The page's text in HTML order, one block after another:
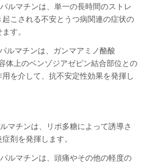
ルマチンは、単一の長時間のストレ
こされる不安とうつ病関連の症状の
す。
ルマチンは、ガンマアミノ酪酸
体上のベンゾジアゼピン結合部位との
を介して、抗不安定性効果を発揮し
マチンは、リポ多糖によって誘導さ
剤を発揮します。
ルマチンは、頭痛やその他の軽度の